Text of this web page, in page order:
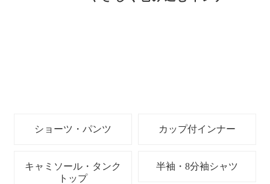
ショーツ・パンツ カップ付インナー
キャミソール・タンク
トップ
半袖・8分袖シャツ